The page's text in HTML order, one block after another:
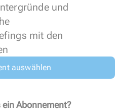
und
mit den
auswählen
Abonnement?